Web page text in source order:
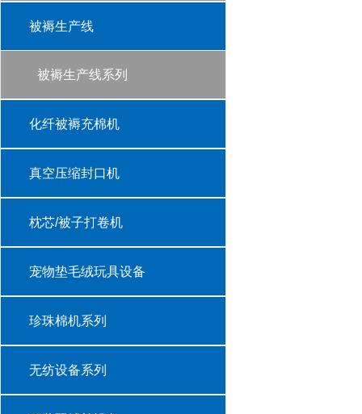
被褥生产线
被褥生产线系列
化纤被褥充棉机
真空压缩封口机
枕芯/被子打卷机
宠物垫毛绒玩具设备
珍珠棉机系列
无纺设备系列